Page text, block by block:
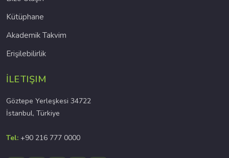
Kütüphane
Akademik Takvim
Erişilebilirlik
İLETIŞIM
Göztepe Yerleşkesi 34722
İstanbul, Türkiye
Tel: +90 216 777 0000